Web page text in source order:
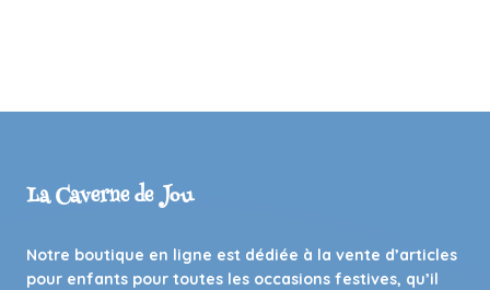
La Caverne de Jou
Notre boutique en ligne est dédiée à la vente d’articles
pour enfants pour toutes les occasions festives, qu’il